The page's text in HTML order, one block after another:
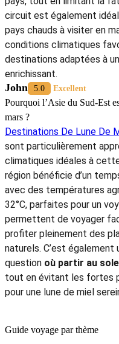
circuit est également
pays chauds à visiter en
conditions climatiques
destinations adaptées à
enrichissant.
John 5.0 Excellent
Pourquoi l’Asie du Sud-Est
mars ?
Destinations De Lune De
sont particulièrement
climatiques idéales à cette
région bénéficie d’un
avec des températures
32°C, parfaites pour un
permettent de voyager
profiter pleinement des
naturels. C’est
question où partir au
tout en évitant les fortes
pour une lune de miel
Guide voyage par thème